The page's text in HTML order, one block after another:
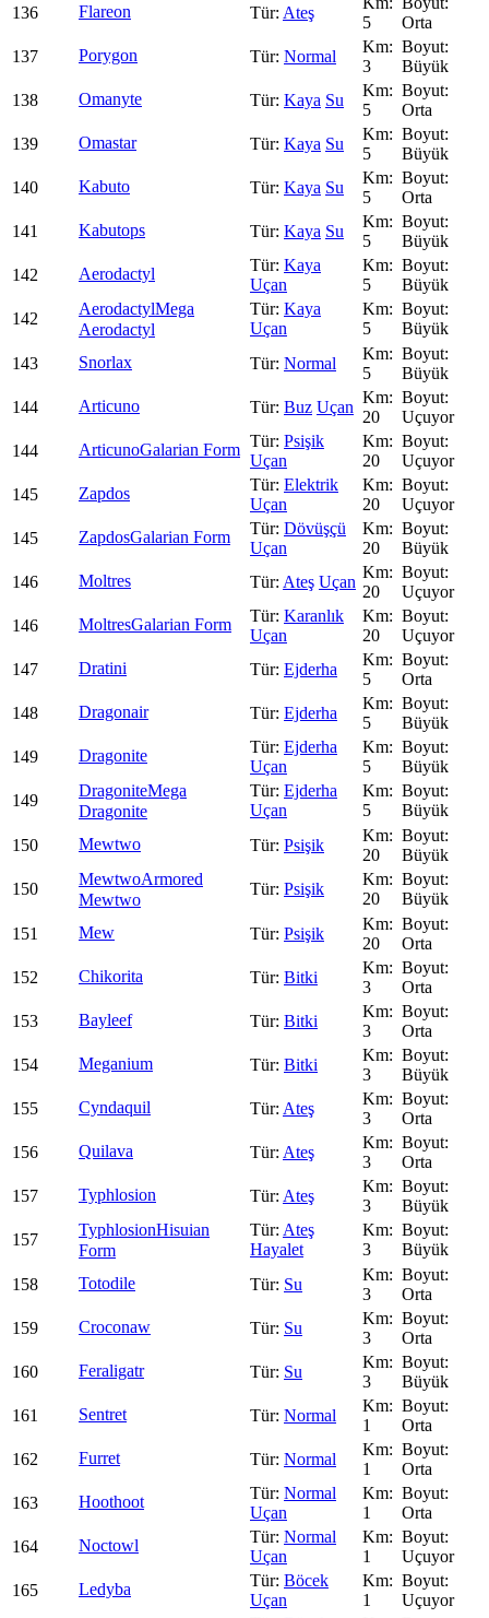
136
Flareon Ateş
5
Orta
137
Porygon Normal
3
Büyük
138
Omanyte Kaya Su
5
Orta
139
Omastar Kaya Su
5
Büyük
140
Kabuto Kaya Su
5
Orta
141
Kabutops Kaya Su
5
Büyük
142
Aerodactyl
Kaya
Uçan
5
Büyük
142
AerodactylMega
Aerodactyl
Kaya
Uçan
5
Büyük
143
Snorlax Normal
5
Büyük
144
Articuno Buz Uçan
20
Uçuyor
144
ArticunoGalarian Form
Psişik
Uçan
20
Uçuyor
145
Zapdos
Elektrik
Uçan
20
Uçuyor
145
ZapdosGalarian Form
Dövüşçü
Uçan
20
Büyük
146
Moltres Ateş Uçan
20
Uçuyor
146
MoltresGalarian Form
Karanlık
Uçan
20
Uçuyor
147
Dratini Ejderha
5
Orta
148
Dragonair Ejderha
5
Büyük
149
Dragonite
Ejderha
Uçan
5
Büyük
149
DragoniteMega
Dragonite
Ejderha
Uçan
5
Büyük
150
Mewtwo Psişik
20
Büyük
150
MewtwoArmored
Mewtwo
Psişik
20
Büyük
151
Mew Psişik
20
Orta
152
Chikorita Bitki
3
Orta
153
Bayleef Bitki
3
Orta
154
Meganium Bitki
3
Büyük
155
Cyndaquil Ateş
3
Orta
156
Quilava Ateş
3
Orta
157
Typhlosion Ateş
3
Büyük
157
TyphlosionHisuian
Form
Ateş
Hayalet
3
Büyük
158
Totodile Su
3
Orta
159
Croconaw Su
3
Orta
160
Feraligatr Su
3
Büyük
161
Sentret Normal
1
Orta
162
Furret Normal
1
Orta
163
Hoothoot
Normal
Uçan
1
Orta
164
Noctowl
Normal
Uçan
1
Uçuyor
165
Ledyba
Böcek
Uçan
1
Uçuyor